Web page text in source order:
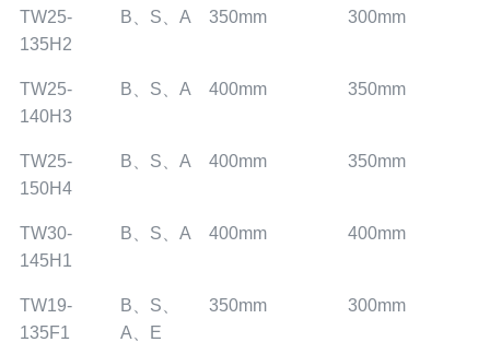
TW25-
135H2
B、S、A 350mm 300mm
TW25-
140H3
B、S、A 400mm 350mm
TW25-
150H4
B、S、A 400mm 350mm
TW30-
145H1
B、S、A 400mm 400mm
TW19-
135F1
B、S、
A、E
350mm 300mm